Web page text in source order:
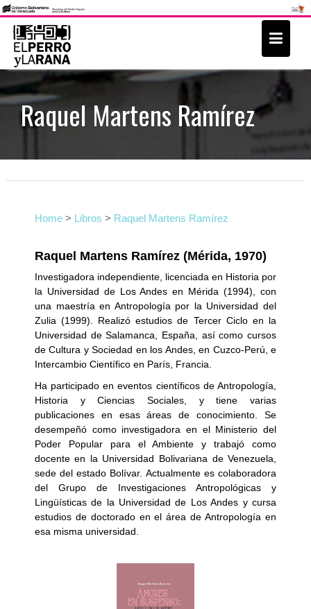
t
Raquel Martens Ramírez
Home> Libros > Raquel Martens Ramírez
Raquel Martens Ramírez (Mérida, 1970)
Investigadora independiente, licenciada en Historia por
la Universidad de Los Andes en Mérida (1994), con
una maestría en Antropología por la Universidad del
Zulia (1999). Realizó estudios de Tercer Ciclo en la
Universidad de Salamanca, España, así como cursos
de Cultura y Sociedad en los Andes, en Cuzco-Perú, e
Intercambio Científico en París, Francia.
Ha participado en eventos científicos de Antropología,
Historia y Ciencias Sociales, y tiene varias
publicaciones en esas áreas de conocimiento. Se
desempeñó como investigadora en el Ministerio del
Poder Popular para el Ambiente y trabajó como
docente en la Universidad Bolivariana de Venezuela,
sede del estado Bolívar. Actualmente es colaboradora
del Grupo de Investigaciones Antropológicas y
Lingüísticas de la Universidad de Los Andes y cursa
estudios de doctorado en el área de Antropología en
esa misma universidad.